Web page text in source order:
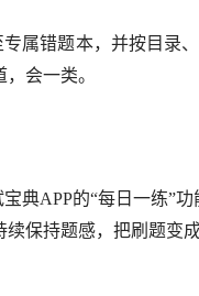
错题本，并按目录
会一类。
APP的“每日一练”功
保持题感，把刷题变